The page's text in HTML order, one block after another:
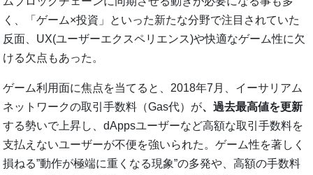
く、「ゲーム×投資」といった新たな分野で注目されていた
反面、UX(ユーザーエクスペリエンス)や快適なゲーム性に欠
ける欠点もあった。
ゲーム利用面に焦点を当てると、2018年7月、イーサリアム
ネットワークの取引手数料（Gas代）が、過去最高値を更新
する勢いで上昇し、dAppsユーザーなど高額な取引手数料を
支払えないユーザーが不便を強いられた。ゲーム性を著しく
損ねる”動作が極端に重くなる現象”の多発や、高額の手数料